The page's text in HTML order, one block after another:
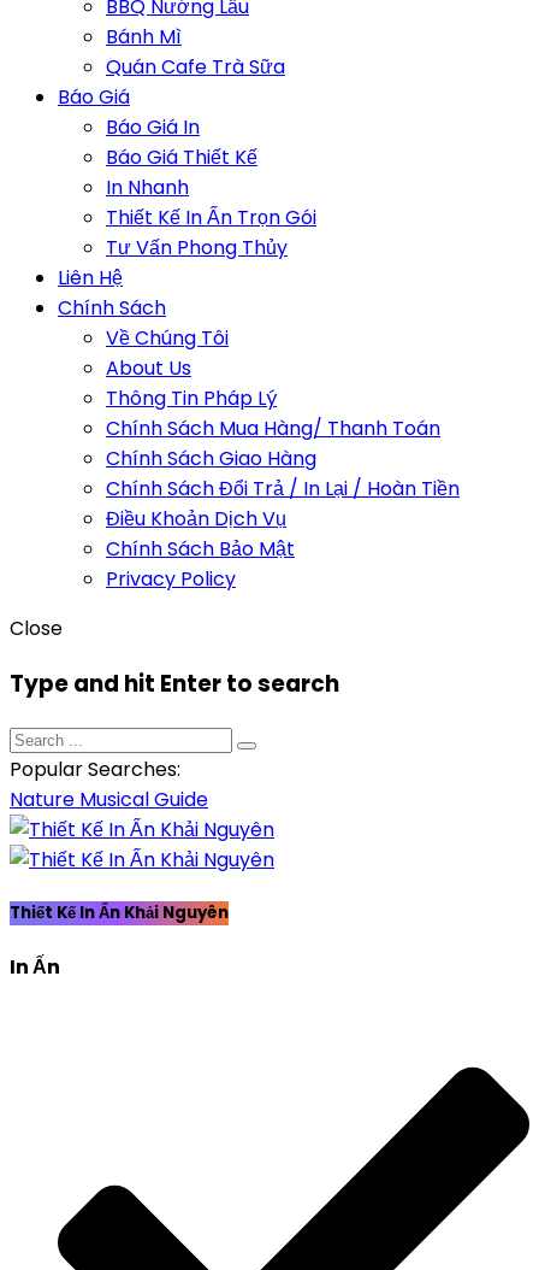
BBQ Nướng Lẩu
Bánh Mì
Quán Cafe Trà Sữa
Báo Giá
Báo Giá In
Báo Giá Thiết Kế
In Nhanh
Thiết Kế In Ấn Trọn Gói
Tư Vấn Phong Thủy
Liên Hệ
Chính Sách
Về Chúng Tôi
About Us
Thông Tin Pháp Lý
Chính Sách Mua Hàng/ Thanh Toán
Chính Sách Giao Hàng
Chính Sách Đổi Trả / In Lại / Hoàn Tiền
Điều Khoản Dịch Vụ
Chính Sách Bảo Mật
Privacy Policy
Close
Type and hit Enter to search
Popular Searches:
Nature MusicalGuide
Thiết Kế In Ấn Khải Nguyên
In Ấn